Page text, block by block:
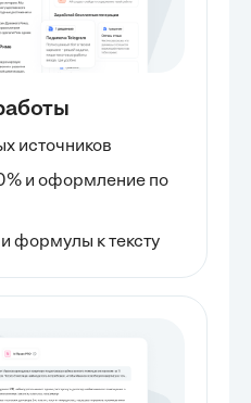
источников
и оформление по
формулы к тексту